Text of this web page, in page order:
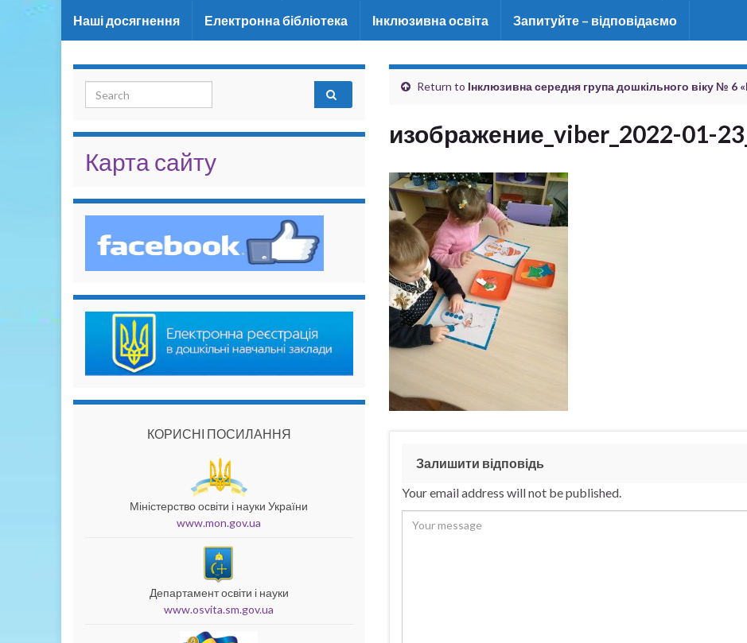
Наші досягнення Електронна бібліотека Інклюзивна освіта Запитуйте – відповідаємо
Return to Інклюзивна середня група дошкільного віку № 6
изображение_viber_2022-01-
Залишити відповідь
Your email address will not be published.
Search for:
Карта сайту
КОРИСНІ ПОСИЛАННЯ
Міністерство освіти і науки України
www.mon.gov.ua
Департамент освіти і науки
www.osvita.sm.gov.ua